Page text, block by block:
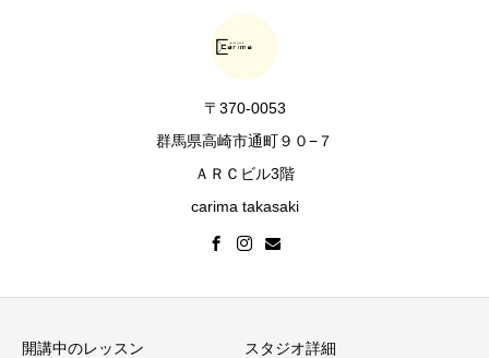
〒370-0053
群馬県高崎市通町９０−７
ＡＲＣビル3階
carima takasaki
開講中のレッスン スタジオ詳細